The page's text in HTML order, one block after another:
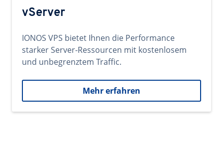
vServer
IONOS VPS bietet Ihnen die Performance
starker Server-Ressourcen mit kostenlosem
und unbegrenztem Traffic.
Mehr erfahren